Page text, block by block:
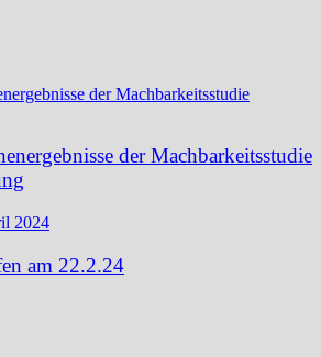
der Machbarkeitsstudie
2024
am 22.2.24